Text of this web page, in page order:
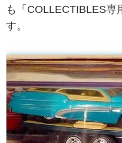
も「COLLECTIBLES専
す。